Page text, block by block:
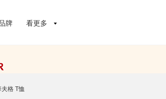
牌 看更多
格 T恤